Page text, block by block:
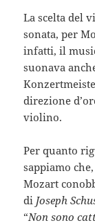
La scelta del
sonata, per
infatti, il
suonava
direzione
violino.
Per quanto
sappiamo
Mozart
di Joseph
“Non sono